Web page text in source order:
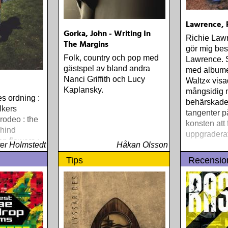
ordning :
: the
flowers :
elton john
union
: the
:
:
Holmstedt
Gorka, John - Writing In
The Margins
Folk, country och pop med
gästspel av bland andra
Nanci Griffith och Lucy
Kaplansky.
Håkan Olsson
Lawrence,
Richie
gör mig
Lawrence.
med
Waltz«
mångsidig
tangenter
konsten att
Tips